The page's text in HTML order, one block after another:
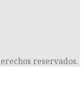
reservados.